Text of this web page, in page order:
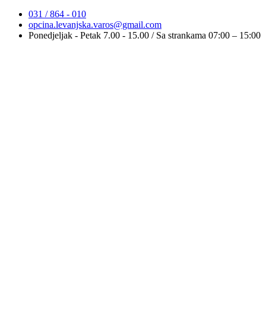
031 / 864 - 010
opcina.levanjska.varos@gmail.com
Ponedjeljak - Petak 7.00 - 15.00 / Sa strankama 07:00 – 15:00